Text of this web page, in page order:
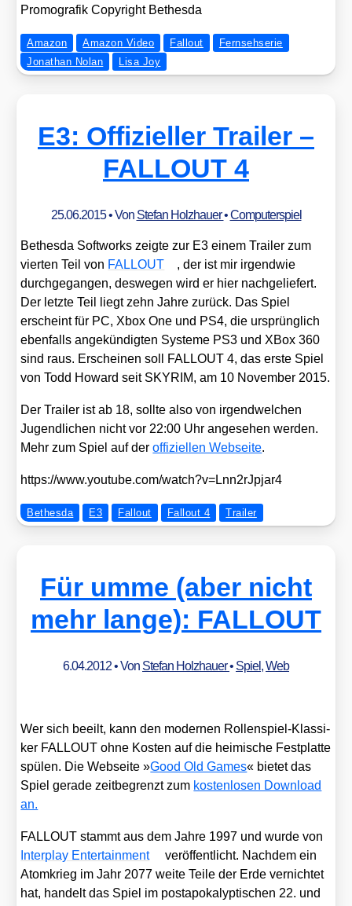
Pro­mo­gra­fik Copy­right Bethes­da
Amazon Amazon Video Fallout
Fernsehserie
Jonathan Nolan
Lisa Joy
E3: Offizieller Trailer –
FALLOUT 4
25.06.2015• Von Stefan Holzhauer•Computerspiel
Bethes­da Soft­works zeig­te zur E3 einem Trai­ler zum
vier­ten Teil von FALLOUT
, der ist mir irgend­wie
durch­ge­gan­gen, des­we­gen wird er hier nach­ge­lie­fert.
Der letz­te Teil liegt zehn Jah­re zurück. Das Spiel
erscheint für PC, Xbox One und PS4, die ursprüng­lich
eben­falls ange­kün­dig­ten Sys­te­me PS3 und XBox 360
sind raus. Erschei­nen soll FALLOUT 4, das ers­te Spiel
von Todd Howard seit SKYRIM, am 10 Novem­ber 2015.
Der Trai­ler ist ab 18, soll­te also von irgend­wel­chen
Jugend­li­chen nicht vor 22:00 Uhr ange­se­hen wer­den.
Mehr zum Spiel auf deroffi­zi­el­len Web­sei­te.
https://​www​.you​tube​.com/​w​a​t​c​h​?​v​=​L​n​n​2​r​J​p​j​ar4
Bethesda E3 Fallout Fallout 4 Trailer
Für umme (aber nicht
mehr lange): FALLOUT
6.04.2012• Von Stefan Holzhauer• Spiel,Web
Wer sich beeilt, kann den moder­nen Rol­len­spiel-Klas­si­
ker FALLOUT ohne Kos­ten auf die hei­mi­sche Fest­plat­te
spü­len. Die Web­sei­te »Good Old Games« bie­tet das
Spiel gera­de zeit­be­grenzt zum kos­ten­lo­sen Down­load
an.
FALLOUT stammt aus dem Jah­re 1997 und wur­de von
Inter­play Enter­tain­ment
ver­öf­fent­licht. Nach­dem ein
Atom­krieg im Jahr 2077 wei­te Tei­le der Erde ver­nich­tet
hat, han­delt das Spiel im post­apo­ka­lyp­ti­schen 22. und